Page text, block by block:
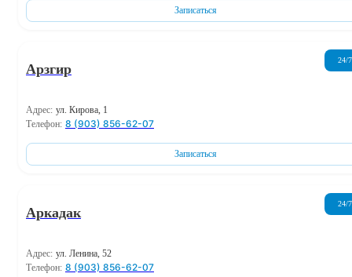
Записаться
Арзгир
24/7
Адрес: ул. Кирова, 1
Телефон: 8 (903) 856-62-07
Записаться
Аркадак
24/7
Адрес: ул. Ленина, 52
Телефон: 8 (903) 856-62-07